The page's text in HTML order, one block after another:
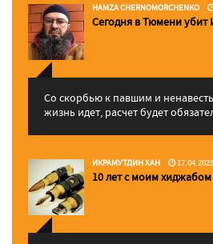
HAMZA CHERNOMORCHENKO
Сегодня в Тюмени
Со скорбью к павшим и
жизнь идет, расчет будет
ИКРАМУТДИН ХАН
10 лет с моим хиджабом